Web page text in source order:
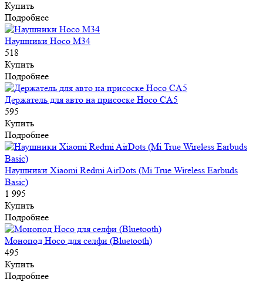
Купить
Подробнее
Наушники Hoco M34
518
Купить
Подробнее
Держатель для авто на присоске Hoco CA5
595
Купить
Подробнее
Наушники Xiaomi Redmi AirDots (Mi True Wireless Earbuds
Basic)
1 995
Купить
Подробнее
Монопод Hoco для селфи (Bluetooth)
495
Купить
Подробнее